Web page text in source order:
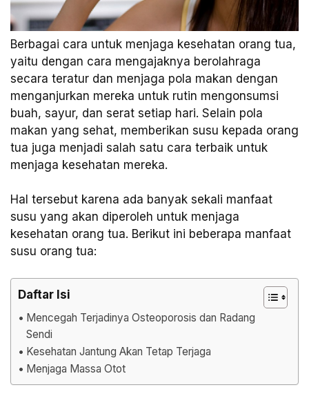
Berbagai cara untuk menjaga kesehatan orang tua,
yaitu dengan cara mengajaknya berolahraga
secara teratur dan menjaga pola makan dengan
menganjurkan mereka untuk rutin mengonsumsi
buah, sayur, dan serat setiap hari. Selain pola
makan yang sehat, memberikan susu kepada orang
tua juga menjadi salah satu cara terbaik untuk
menjaga kesehatan mereka.
Hal tersebut karena ada banyak sekali manfaat
susu yang akan diperoleh untuk menjaga
kesehatan orang tua. Berikut ini beberapa manfaat
susu orang tua:
Daftar Isi
Mencegah Terjadinya Osteoporosis dan Radang
Sendi
Kesehatan Jantung Akan Tetap Terjaga
Menjaga Massa Otot